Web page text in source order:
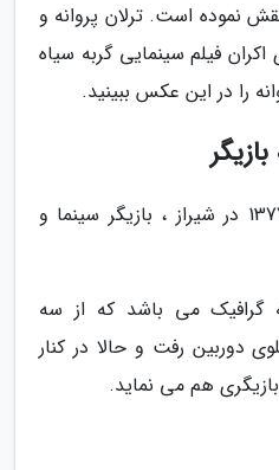
نموده است. ترلان پروانه و
اکران فیلم سینمایی گربه سیاه
را در این عکس ببینید.
ترلان پروانه متولد 18 تیر 1377 در شیراز ، بازیگر سینما و
گرافیک می باشد که از سه
دوربین رفت و حالا در کنار
بازیگری هم می نماید.